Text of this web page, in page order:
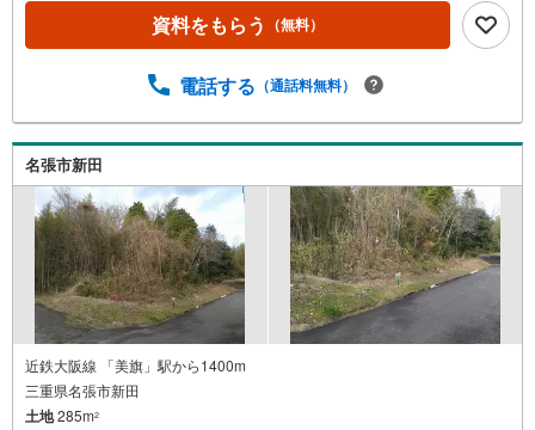
資料をもらう （無料）
電話する （通話料無料）
名張市新田
近鉄大阪線 「美旗」駅から1400m
三重県名張市新田
土地285m2